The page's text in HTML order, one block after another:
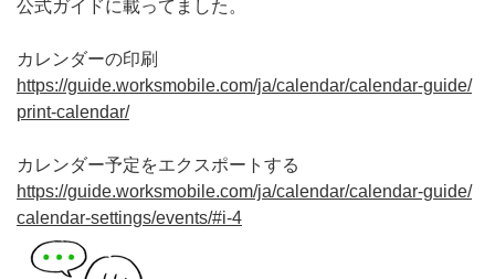
公式ガイドに載ってました。
カレンダーの印刷
https://guide.worksmobile.com/ja/calendar/calendar-guide/
print-calendar/
カレンダー予定をエクスポートする
https://guide.worksmobile.com/ja/calendar/calendar-guide/
calendar-settings/events/#i-4